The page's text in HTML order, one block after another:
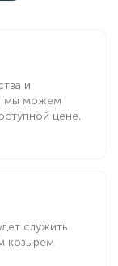
и
мы можем
цене,
служить
козырем